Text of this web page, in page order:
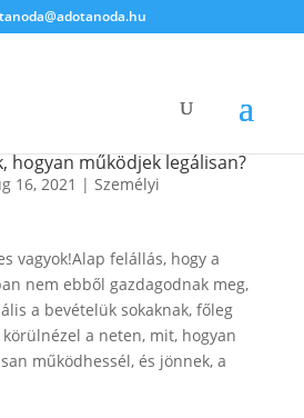
hogyan működjek legálisan?
16, 2021 | Személyi
vagyok!Alap felállás, hogy a
nem ebből gazdagodnak meg,
a bevételük sokaknak, főleg
a neten, mit, hogyan
működhessél, és jönnek, a